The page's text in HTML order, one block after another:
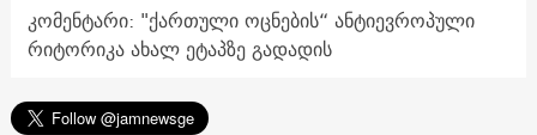
კომენტარი: "ქართული ოცნების“ ანტიევროპული
რიტორიკა ახალ ეტაპზე გადადის